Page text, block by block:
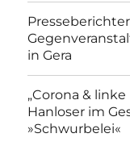
in Gera
„Corona &
Hanloser im
»Schwurbelei«